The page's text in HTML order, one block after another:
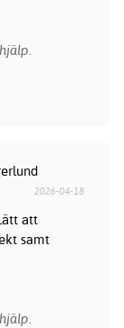
2026-04-18
att
samt